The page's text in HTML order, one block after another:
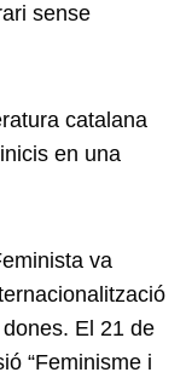
sense
catalana
en una
va
El 21 de
“Feminisme i